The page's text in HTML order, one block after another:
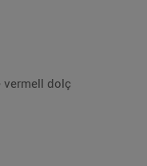
vermell dolç